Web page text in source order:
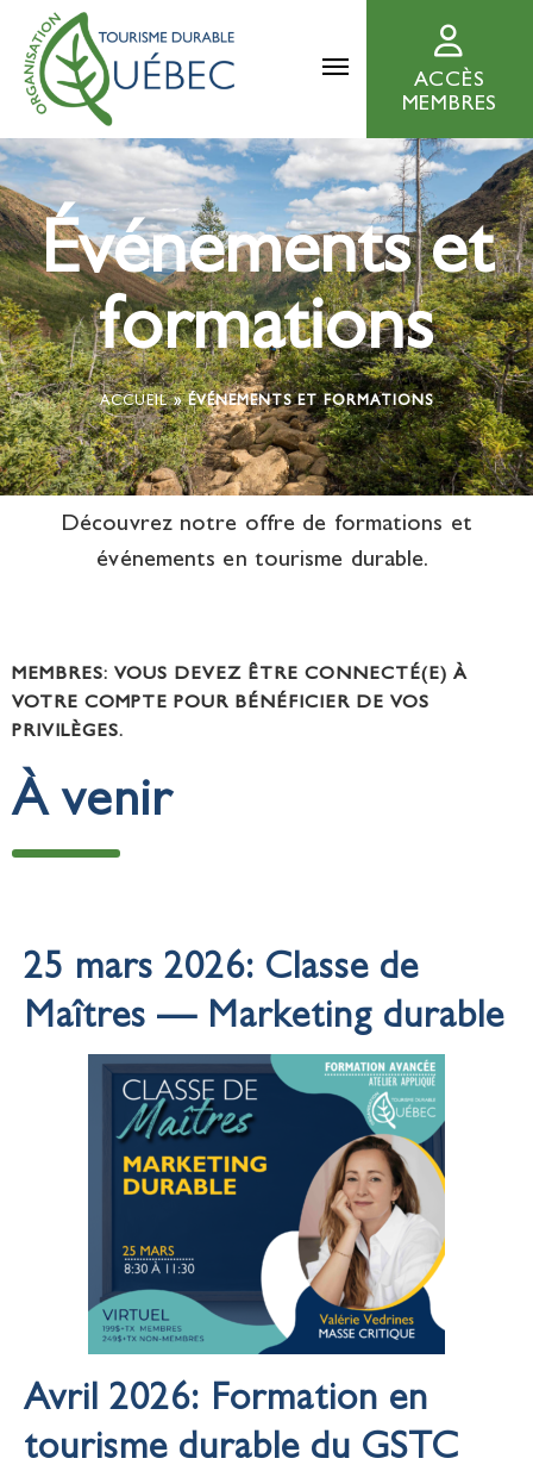
ACCÈS
MEMBRES
Événements et
formations
ACCUEIL»ÉVÉNEMENTS ET FORMATIONS
Découvrez notre offre de formations et
événements en tourisme durable.
MEMBRES: VOUS DEVEZ ÊTRE CONNECTÉ(E) À
VOTRE COMPTE POUR BÉNÉFICIER DE VOS
PRIVILÈGES.
À venir
25 mars 2026: Classe de
Maîtres — Marketing durable
Avril 2026: Formation en
tourisme durable du GSTC